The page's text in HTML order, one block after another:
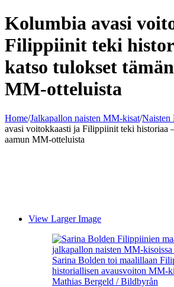
Kolumbia avasi
Filippiinit teki
katso tulokset
MM-otteluista
Home/Jalkapallon naisten MM-kisat/Naisten
avasi voitokkaasti ja Filippiinit teki historiaa
aamun MM-otteluista
View Larger Image
Sarina Bolden toi maalillaan
historiallisen avausvoiton MM-
Mathias Bergeld / Bildbyrån